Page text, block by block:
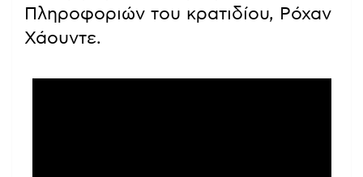
Πληροφοριών του κρατιδίου, Ρόχαν
Χάουντε.